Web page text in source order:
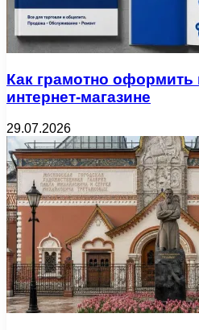
Как грамотно оформить
интернет-магазине
29.07.2026